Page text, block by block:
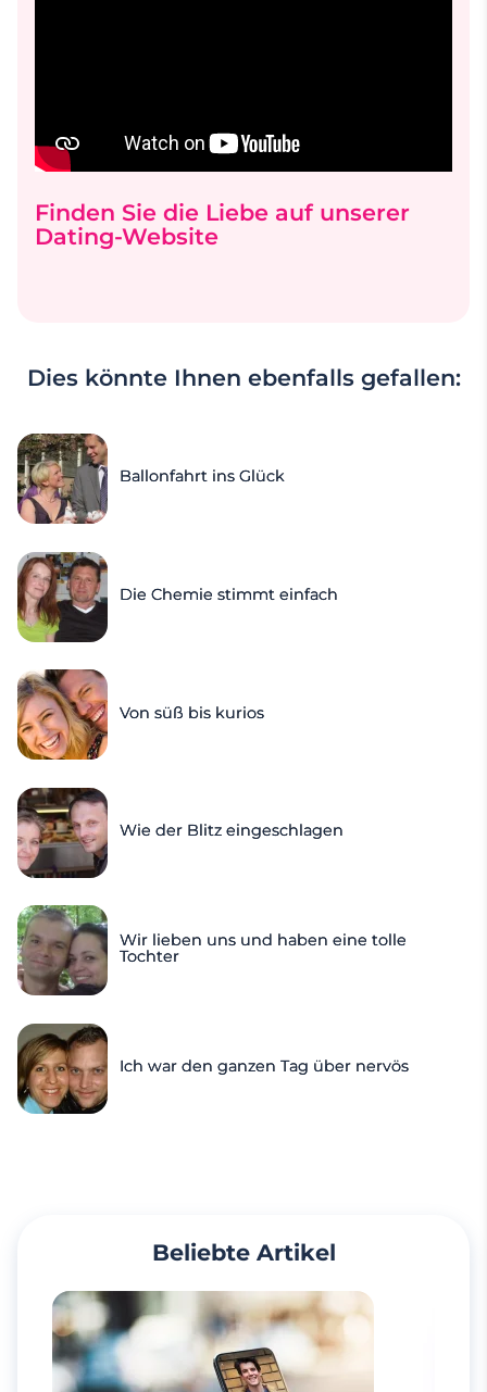
Finden Sie die Liebe auf unserer
Dating-Website
Dies könnte Ihnen ebenfalls gefallen:
Ballonfahrt ins Glück
Die Chemie stimmt einfach
Von süß bis kurios
Wie der Blitz eingeschlagen
Wir lieben uns und haben eine tolle
Tochter
Ich war den ganzen Tag über nervös
Beliebte Artikel